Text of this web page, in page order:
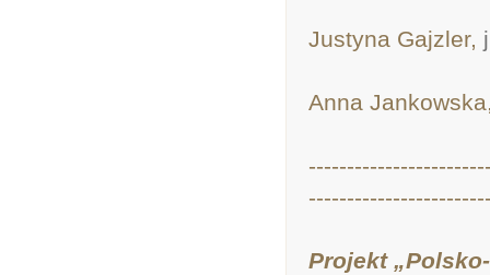
Justyna Gajzler,
Anna
Projekt